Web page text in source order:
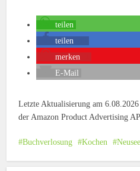
teilen
teilen
merken
E-Mail
Letzte Aktualisierung am
der Amazon Product Advertising
Buchverlosung Kochen